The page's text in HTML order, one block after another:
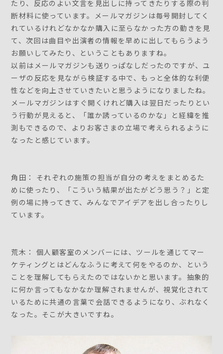
たり、反応のよい文言を見出しに持ってきたりする際の判
断材料に使っています。メールマガジンは毎号開封してく
れているけれどなかなか購入に至らなかった方の動きを見
て、次回は曲目や出演者の情報を早めに出してもらうよう
お願いしてみたり、ということもありますね。
以前はメールマガジンも送りっぱなしだったのですが、ユ
ーザの反応を見ながら検証する中で、もっと全体的な利便
性などを向上させていきたいと思うようになりましたね。
メールマガジンはすぐ開くけれど購入は翌日だったりとい
う行動が見えると、「誰か誘っているのかな」と経緯を推
測もできるので、よりお客さまの立場で考えられるように
なったと感じています。
角田： それぞれの施策の担当が自分の考えをまとめるた
めに使ったり、「こういう結果が出たがどう思う？」と定
例の場に持ってきて、みんなでアイデアを出し合ったりし
ています。
荒木： 個人顧客室のメンバーには、ツールを通じてマー
ケティングとはどんなふうに考えて何をやるのか、という
ことを理解してもらえたのではないかと思います。抽象的
に何か言ってもなかなか理解されませんが、視覚化されて
いるために共通の言葉で会話できるようになり、ぶれなく
なった。そこが大きいですね。